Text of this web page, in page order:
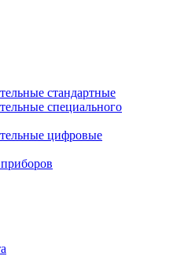
стандартные
специального
цифровые